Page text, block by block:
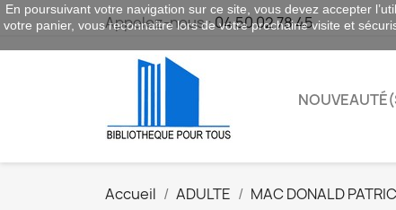
Appelez-nous :04 50 02 78 45
Accueil ADULTE MAC DONALD
En poursuivant votre navigation sur ce site, vous devez accepter
votre panier, vous reconnaitre lors de votre prochaine visite et